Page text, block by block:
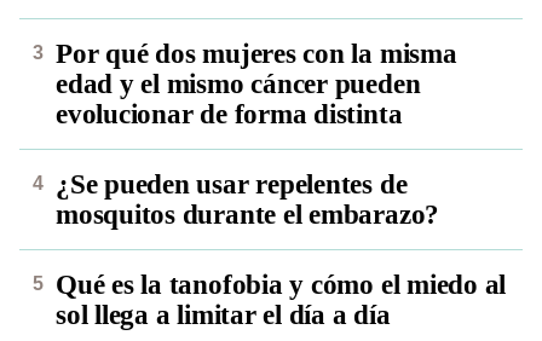
Por qué dos mujeres con la misma
edad y el mismo cáncer pueden
evolucionar de forma distinta
¿Se pueden usar repelentes de
mosquitos durante el embarazo?
Qué es la tanofobia y cómo el miedo al
sol llega a limitar el día a día